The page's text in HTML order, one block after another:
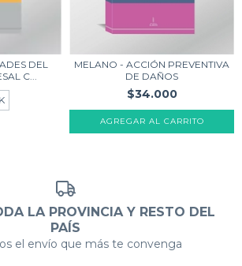
DEL
C...
MELANO - ACCIÓN PREVENTIVA
DE DAÑOS
$34.000
AGREGAR AL CARRITO
LA PROVINCIA Y RESTO DEL
PAÍS
el envío que más te convenga